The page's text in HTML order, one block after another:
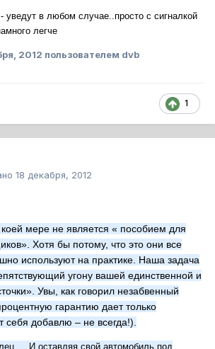
уведут в любом случае..просто с сигналкой
легче
2012 пользователем dvb
1
18 декабря, 2012
мере не является « пособием для
Хотя бы потому, что это они все
используют на практике. Наша задача
угону вашей единственной и
Увы, как говорил незабвенный
гарантию дает только
себя добавлю – не всегда!).
И оставляя свой автомобиль под